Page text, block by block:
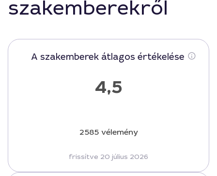
szakemberekről
A szakemberek átlagos értékelése
4,5
2585 vélemény
frissítve 20 július 2026